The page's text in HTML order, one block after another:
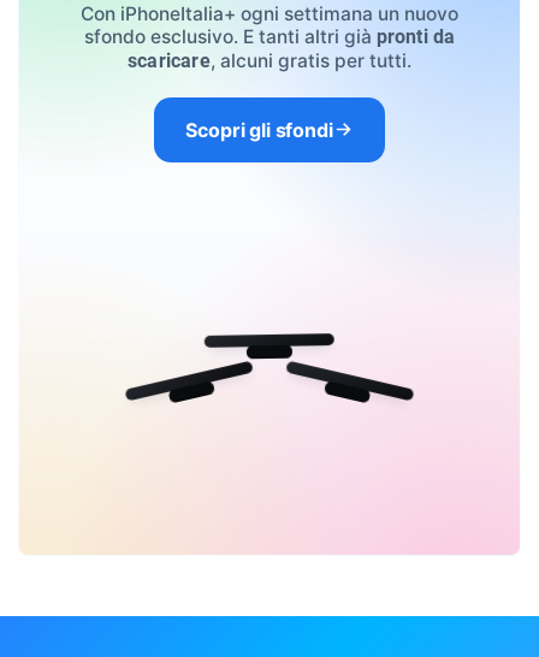
Con iPhoneItalia+ ogni settimana un nuovo
sfondo esclusivo. E tanti altri già pronti da
scaricare, alcuni gratis per tutti.
Scopri gli sfondi